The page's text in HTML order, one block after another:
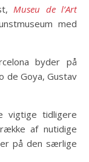
Museu de l’Art
med
byder på
de Goya, Gustav
vigtige tidligere
af nutidige
på den særlige